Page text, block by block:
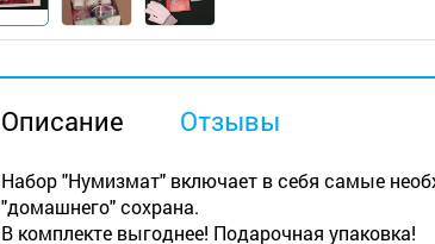
Описание Отзывы
Набор "Нумизмат" включает в себя самые
"домашнего" сохрана.
В комплекте выгоднее! Подарочная упаковка!